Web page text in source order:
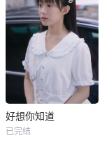
好想你知道
已完结